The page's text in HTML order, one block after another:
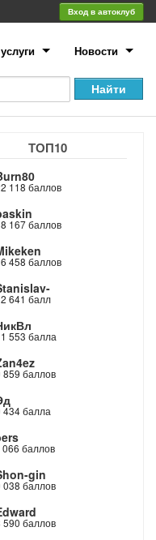
Вход в автоклуб
Новости
ТОП10
118 баллов
167 баллов
458 баллов
641 балл
553 балла
859 баллов
434 балла
066 баллов
gin
038 баллов
590 баллов